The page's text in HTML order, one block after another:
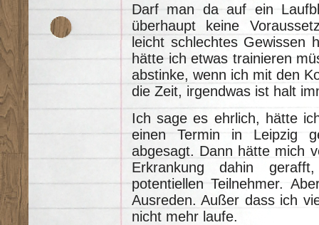
Darf man da auf ein
überhaupt keine
leicht schlechtes Gewissen
hätte ich etwas trainieren
abstinke, wenn ich mit den
die Zeit, irgendwas ist halt
Ich sage es ehrlich, hätte
einen Termin in Leipzig
abgesagt. Dann hätte mich
Erkrankung dahin
potentiellen Teilnehmer.
Ausreden. Außer dass ich
nicht mehr laufe.